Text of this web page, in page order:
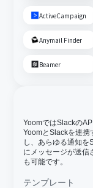
ActiveCampaign
Anymail Finder
Beamer
YoomではSlackの
YoomとSlackを連携
し、あらゆる通知
にメッセージが送信
も可能です。
テンプレート